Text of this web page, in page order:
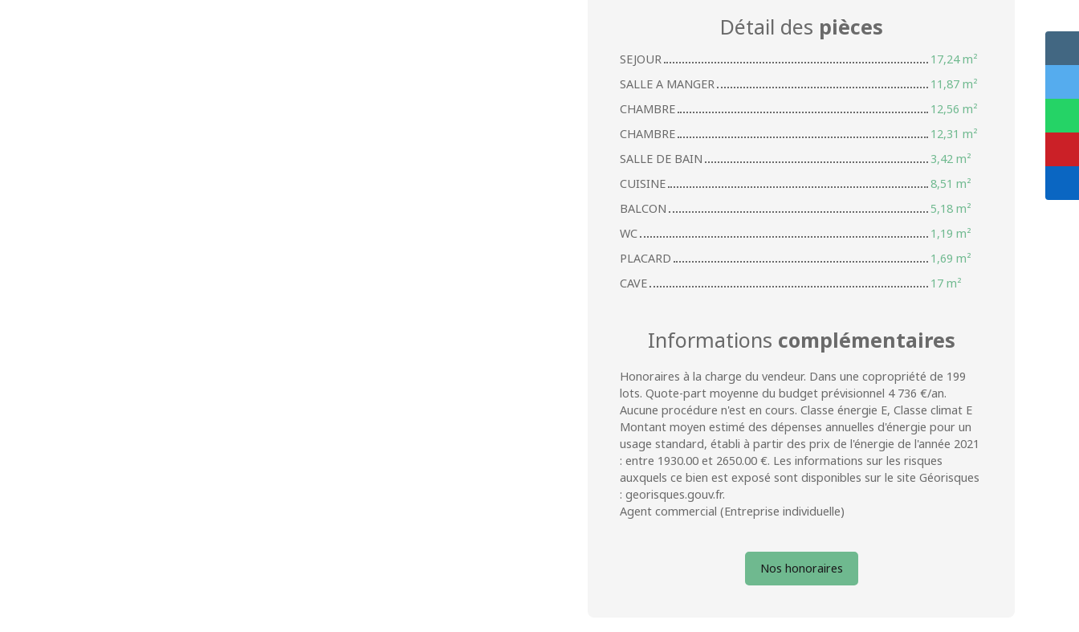
Détail des pièces
SEJOUR
17,24 m²
SALLE A MANGER
11,87 m²
CHAMBRE
12,56 m²
CHAMBRE
12,31 m²
SALLE DE BAIN
3,42 m²
CUISINE
8,51 m²
BALCON
5,18 m²
WC
1,19 m²
PLACARD
1,69 m²
CAVE
17 m²
Informations complémentaires
Honoraires à la charge du vendeur. Dans une copropriété de 199
lots. Quote-part moyenne du budget prévisionnel 4 736 €/an.
Aucune procédure n'est en cours. Classe énergie E, Classe climat E
Montant moyen estimé des dépenses annuelles d'énergie pour un
usage standard, établi à partir des prix de l'énergie de l'année 2021
: entre 1930.00 et 2650.00 €. Les informations sur les risques
auxquels ce bien est exposé sont disponibles sur le site Géorisques
: georisques.gouv.fr.
Agent commercial (Entreprise individuelle)
Nos honoraires